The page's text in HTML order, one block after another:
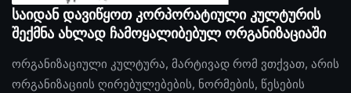
საიდან დავიწყოთ კორპორატიული კულტურის
შექმნა ახლად ჩამოყალიბებულ ორგანიზაციაში
ორგანიზაციული კულტურა, მარტივად რომ ვთქვათ, არის
ორგანიზაციის ღირებულებების, ნორმების, წესების